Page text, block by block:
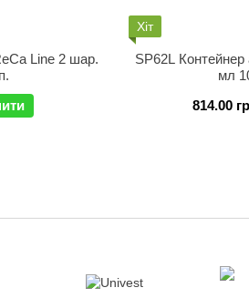
Line 2 шар.
Хіт
SP62L Контейнер
814.00